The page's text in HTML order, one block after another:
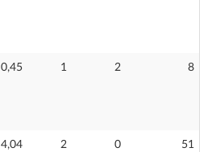
0,45 1 2 8
4,04 2 0 51